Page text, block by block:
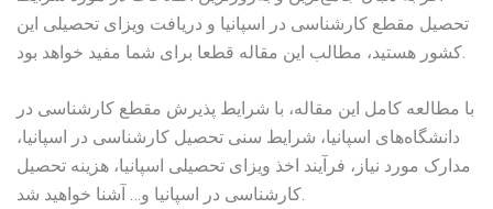
تحصیل مقطع کارشناسی در اسپانیا و دریافت ویزای تحصیلی این
کشور هستید، مطالب این مقاله قطعا برای شما مفید خواهد بود.
با مطالعه کامل این مقاله، با شرایط پذیرش مقطع کارشناسی در
دانشگاه‌های اسپانیا، شرایط سنی تحصیل کارشناسی در اسپانیا،
مدارک مورد نیاز، فرآیند اخذ ویزای تحصیلی اسپانیا، هزینه تحصیل
کارشناسی در اسپانیا و… آشنا خواهید شد.